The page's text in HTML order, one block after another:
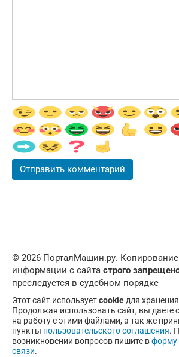
© 2026 ПорталМашин.ру. Копирование
информации с сайта строго
преследуется в судебном порядке
Этот сайт используетcookieдля
Продолжая использовать сайт, вы даете
на работу с этими файлами, а так же
пункты пользовательского соглашения.
возникновении вопросов пишите вформу
связи.